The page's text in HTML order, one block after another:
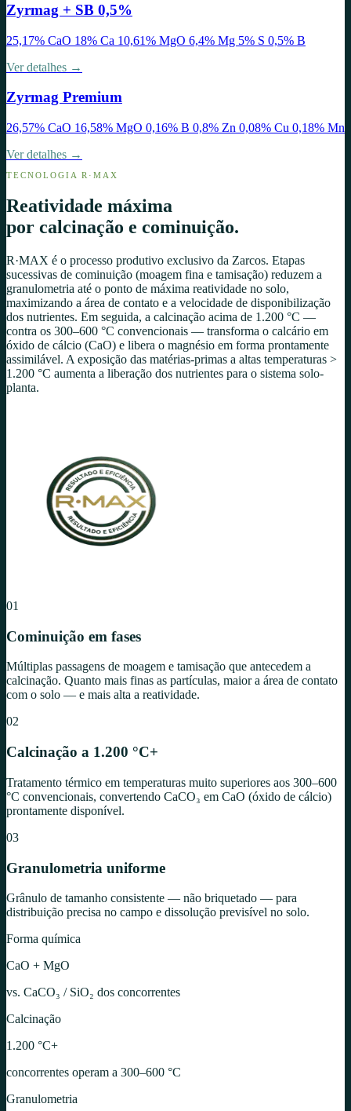
Zyrmag + SB 0,5%
25,17% CaO 18% Ca 10,61% MgO 6,4% Mg 5% S 0,5% B
Ver detalhes →
Zyrmag Premium
26,57% CaO 16,58% MgO 0,16% B 0,8% Zn 0,08% Cu 0,18% Mn
Ver detalhes →
TECNOLOGIA R·MAX
Reatividade máxima
por calcinação e cominuição.
R·MAX é o processo produtivo exclusivo da Zarcos. Etapas
sucessivas de cominuição (moagem fina e tamisação) reduzem a
granulometria até o ponto de máxima reatividade no solo,
maximizando a área de contato e a velocidade de disponibilização
dos nutrientes. Em seguida, a calcinação acima de 1.200 °C —
contra os 300–600 °C convencionais — transforma o calcário em
óxido de cálcio (CaO) e libera o magnésio em forma prontamente
assimilável. A exposição das matérias-primas a altas temperaturas >
1.200 °C aumenta a liberação dos nutrientes para o sistema solo-
planta.
01
Cominuição em fases
Múltiplas passagens de moagem e tamisação que antecedem a
calcinação. Quanto mais finas as partículas, maior a área de contato
com o solo — e mais alta a reatividade.
02
Calcinação a 1.200 °C+
Tratamento térmico em temperaturas muito superiores aos 300–600
°C convencionais, convertendo CaCO₃ em CaO (óxido de cálcio)
prontamente disponível.
03
Granulometria uniforme
Grânulo de tamanho consistente — não briquetado — para
distribuição precisa no campo e dissolução previsível no solo.
Forma química
CaO + MgO
vs. CaCO₃ / SiO₂ dos concorrentes
Calcinação
1.200 °C+
concorrentes operam a 300–600 °C
Granulometria